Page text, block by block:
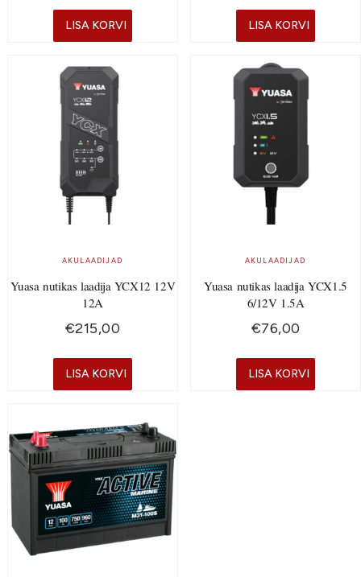
LISA KORVI LISA KORVI
AKULAADIJAD
Yuasa nutikas laadija YCX12 12V
12A
€215,00
LISA KORVI
AKULAADIJAD
Yuasa nutikas laadija YCX1.5
6/12V 1.5A
€76,00
LISA KORVI